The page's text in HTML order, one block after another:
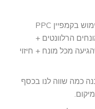
– שימוש בקמפיין PPC
הרלוונטים +
מכל מונח + חיזוי
כמה שווה לנו בכסף